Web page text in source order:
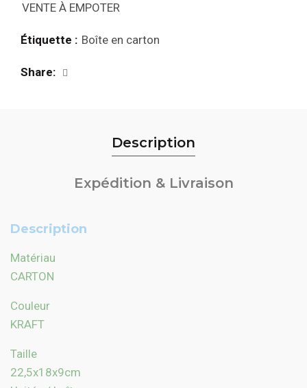
VENTE À EMPOTER
Étiquette : Boîte en carton
Share
Description
Expédition & Livraison
Description
Matériau
CARTON
Couleur
KRAFT
Taille
22,5x18x9cm